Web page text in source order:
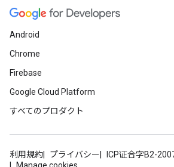
Android
Chrome
Firebase
Google Cloud Platform
すべてのプロダクト
利用規約 プライバシー
ICP证合字B2-